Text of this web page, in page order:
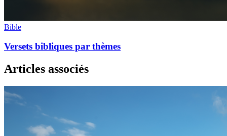
Bible
Versets bibliques par thèmes
Articles associés